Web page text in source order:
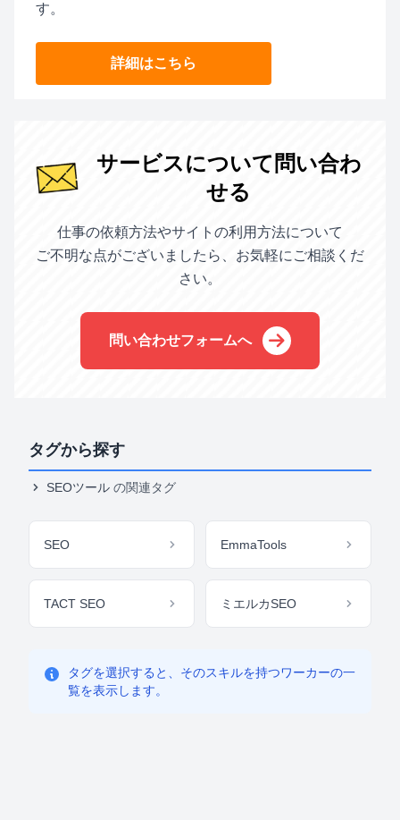
す。
詳細はこちら
サービスについて問い合わ
せる
仕事の依頼方法やサイトの利用方法について
ご不明な点がございましたら、お気軽にご相談くだ
さい。
問い合わせフォームへ
タグから探す
SEOツール の関連タグ
SEO EmmaTools
TACT SEO ミエルカSEO
タグを選択すると、そのスキルを持つワーカーの一
覧を表示します。